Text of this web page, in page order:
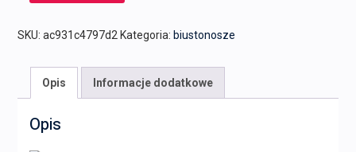
SKU: ac931c4797d2 Kategoria: biustonosze
Opis Informacje dodatkowe
Opis